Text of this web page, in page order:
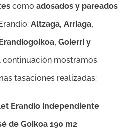
como adosados y pareados
Altzaga, Arriaga,
Goierri y
continuación mostramos
tasaciones realizadas:
Erandio independiente
de Goikoa 190 m2